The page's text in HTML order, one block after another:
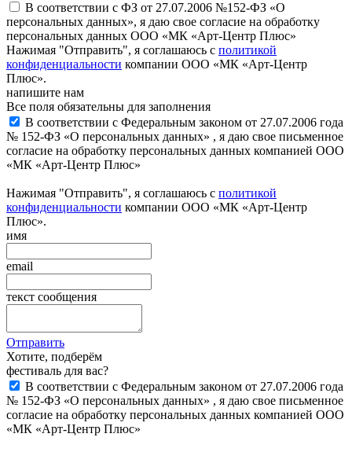
В соответствии с ФЗ от 27.07.2006 №152-ФЗ «О
персональных данных», я даю свое согласие на обработку
персональных данных ООО «МК «Арт-Центр Плюс»
Нажимая "Отправить", я соглашаюсь с политикой
конфиденциальности компании ООО «МК «Арт-Центр
Плюс».
напишите нам
Все поля обязательны для заполнения
В соответствии с Федеральным законом от 27.07.2006 года
№ 152-ФЗ «О персональных данных» , я даю свое письменное
согласие на обработку персональных данных компанией ООО
«МК «Арт-Центр Плюс»
Нажимая "Отправить", я соглашаюсь с политикой
конфиденциальности компании ООО «МК «Арт-Центр
Плюс».
имя
email
текст сообщения
Отправить
Хотите, подберём
фестиваль для вас?
В соответствии с Федеральным законом от 27.07.2006 года
№ 152-ФЗ «О персональных данных» , я даю свое письменное
согласие на обработку персональных данных компанией ООО
«МК «Арт-Центр Плюс»